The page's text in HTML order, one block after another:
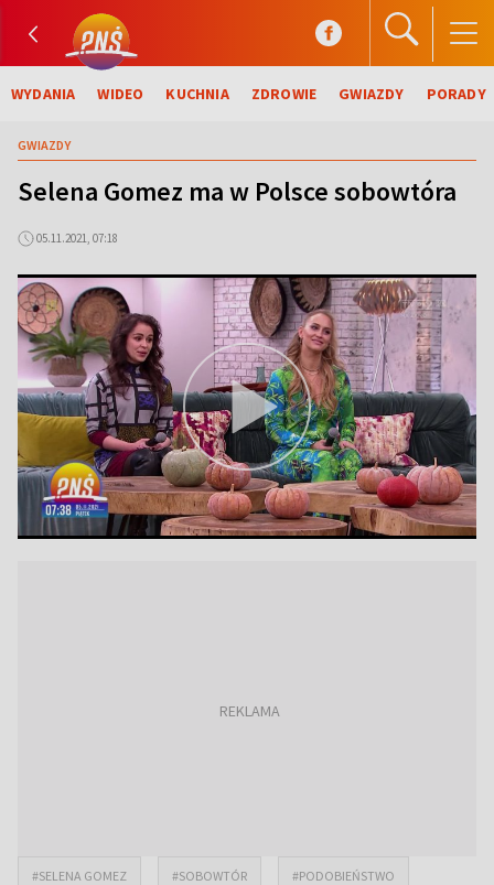
WYDANIA WIDEO KUCHNIA ZDROWIE GWIAZDY PORADY
GWIAZDY
Selena Gomez ma w Polsce sobowtóra
05.11.2021, 07:18
#SELENA GOMEZ #SOBOWTÓR #PODOBIEŃSTWO